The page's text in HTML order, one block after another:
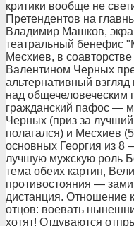
критики вообще не
Претендентов на
Владимир Машков,
театральный бенефис
Месхиев, в
Валентином Черных
альтернативный
над
гражданский пафос —
Черных (приз за
полагался) и Месхиев
основных Георгия из 8
лучшую мужскую роль
тема обеих картин,
противостояния —
дистанция. Отношение
отцов: воевать
хотят! Отдуваются